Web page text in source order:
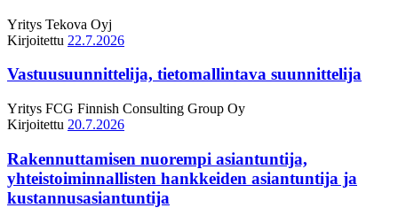
Yritys Tekova Oyj
Kirjoitettu 22.7.2026
Vastuusuunnittelija, tietomallintava suunnittelija
Yritys FCG Finnish Consulting Group Oy
Kirjoitettu 20.7.2026
Rakennuttamisen nuorempi asiantuntija,
yhteistoiminnallisten hankkeiden asiantuntija ja
kustannusasiantuntija